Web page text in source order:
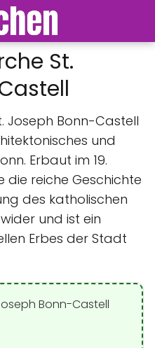
St.
Joseph Bonn-Castell
und
Erbaut im 19.
die reiche Geschichte
des katholischen
und ist ein
Erbes der Stadt